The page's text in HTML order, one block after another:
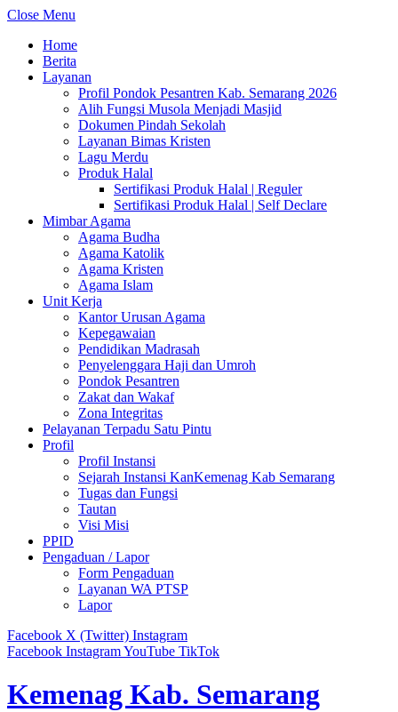
Close Menu
Home
Berita
Layanan
Profil Pondok Pesantren Kab. Semarang 2026
Alih Fungsi Musola Menjadi Masjid
Dokumen Pindah Sekolah
Layanan Bimas Kristen
Lagu Merdu
Produk Halal
Sertifikasi Produk Halal | Reguler
Sertifikasi Produk Halal | Self Declare
Mimbar Agama
Agama Budha
Agama Katolik
Agama Kristen
Agama Islam
Unit Kerja
Kantor Urusan Agama
Kepegawaian
Pendidikan Madrasah
Penyelenggara Haji dan Umroh
Pondok Pesantren
Zakat dan Wakaf
Zona Integritas
Pelayanan Terpadu Satu Pintu
Profil
Profil Instansi
Sejarah Instansi KanKemenag Kab Semarang
Tugas dan Fungsi
Tautan
Visi Misi
PPID
Pengaduan / Lapor
Form Pengaduan
Layanan WA PTSP
Lapor
Facebook X (Twitter) Instagram
Facebook InstagramYouTube TikTok
Kemenag Kab. Semarang